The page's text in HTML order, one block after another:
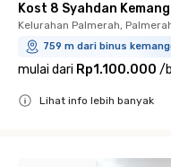
Kost 8 Syahdan
Kelurahan Palmerah,
759 m dari binus
mulai dari Rp1.100.000 /
Lihat info lebih banyak